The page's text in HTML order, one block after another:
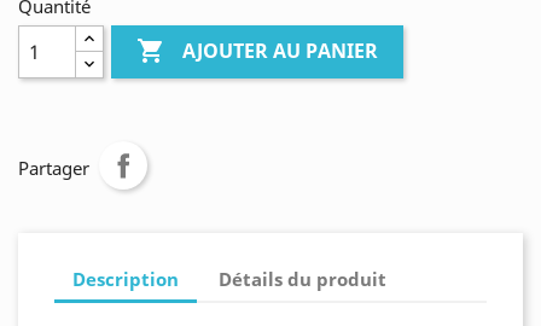
Quantité
 AJOUTER AU PANIER
Partager
Description Détails du produit